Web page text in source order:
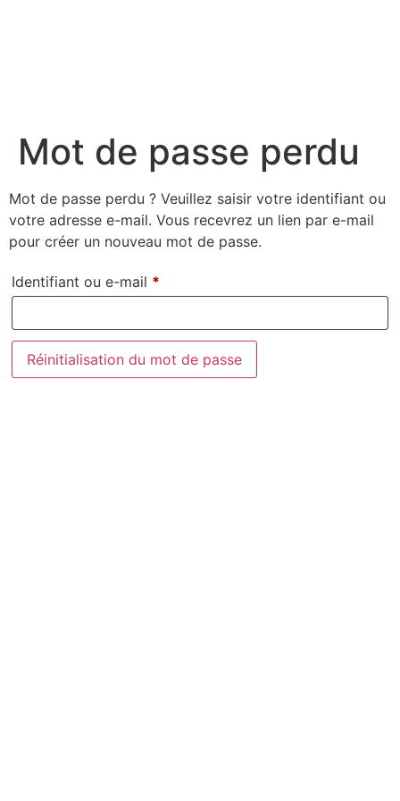
Mot de passe perdu
Mot de passe perdu ? Veuillez saisir votre identifiant ou
votre adresse e-mail. Vous recevrez un lien par e-mail
pour créer un nouveau mot de passe.
Identifiant ou e-mail *
Réinitialisation du mot de passe